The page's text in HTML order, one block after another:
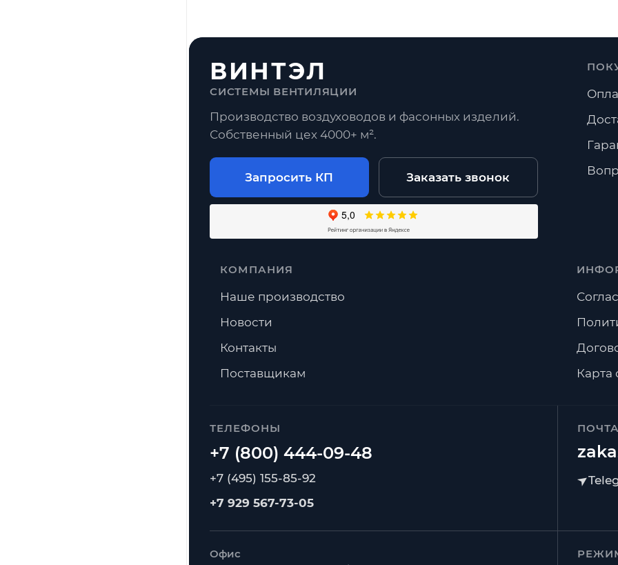
ВИНТЭЛ
СИСТЕМЫ ВЕНТИЛЯЦИИ
Производство воздуховодов и фасонных изделий.
Собственный цех 4000+ м².
Запросить КП Заказать звонок
ТЕЛЕФОНЫ
+7 (495) 155-85-92
+7 929 567-73-05
Офис
КОМПАНИЯ
Наше производство
Новости
Контакты
Поставщикам
Карта